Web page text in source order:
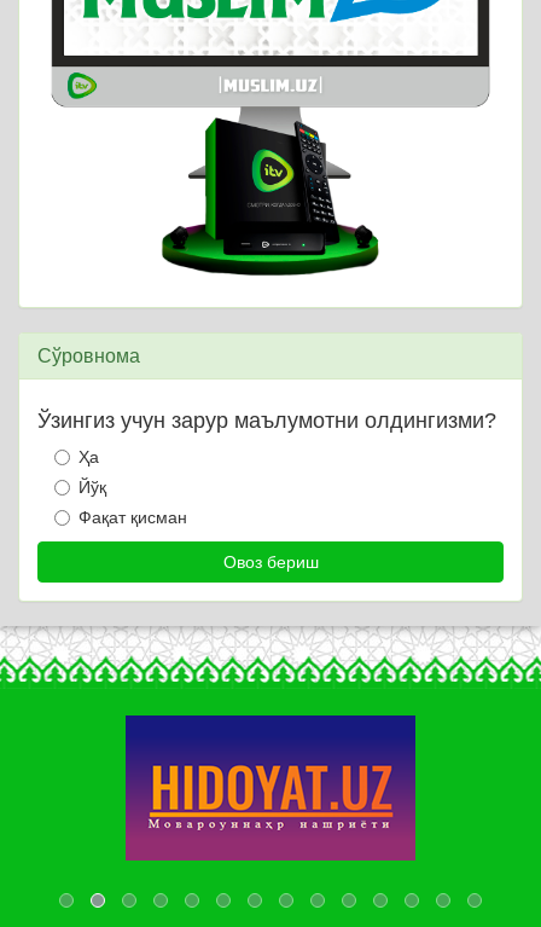
Сўровнома
Ўзингиз учун зарур маълумотни олдингизми?
Ҳа
Йўқ
Фақат қисман